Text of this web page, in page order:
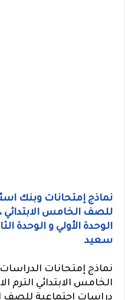
للصف الخامس الابتدائي
الوحدة الأولي و الوحدة
سعيد
نماذج إمتحانات
دراسات اجتماعية للصف